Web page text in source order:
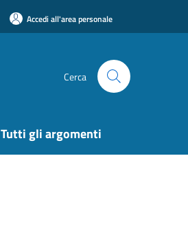
Accedi all'area personale
Cerca
Tutti gli argomenti